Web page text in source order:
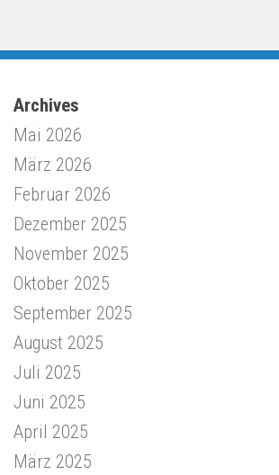
Archives
Mai 2026
März 2026
Februar 2026
Dezember 2025
November 2025
Oktober 2025
September 2025
August 2025
Juli 2025
Juni 2025
April 2025
März 2025